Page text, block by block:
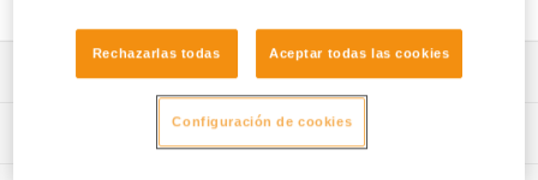
Descargar ficha técnica (PDF)
Technical Notice
Aplicación para el control y seguimiento de sus EPI
Rechazarlas todas Aceptar todas las cookies
Configuración de cookies